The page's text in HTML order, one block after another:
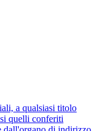
a qualsiasi titolo
quelli conferiti